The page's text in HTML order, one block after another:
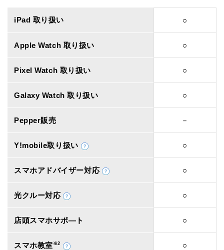
iPad 取り扱い ○
Apple Watch 取り扱い ○
Pixel Watch 取り扱い ○
Galaxy Watch 取り扱い ○
Pepper販売 －
Y!mobile取り扱い ○
スマホアドバイザー対応 ○
光クルー対応 ○
店頭スマホサポ―ト ○
スマホ教室 ※2 ○